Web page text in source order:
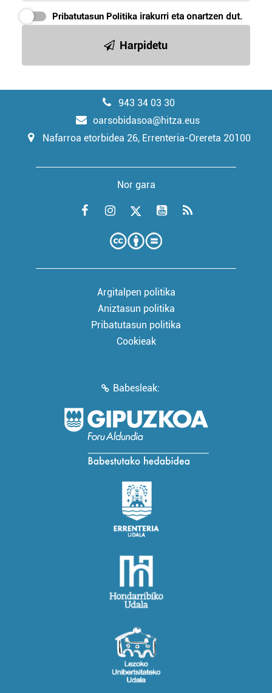
Pribatutasun Politika irakurri eta onartzen dut.
Harpidetu
943 34 03 30
oarsobidasoa@hitza.eus
Nafarroa etorbidea 26, Errenteria-Orereta 20100
Nor gara
Argitalpen politika
Aniztasun politika
Pribatutasun politika
Cookieak
Babesleak: